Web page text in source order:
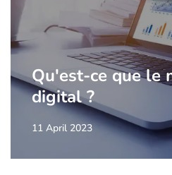
Qu'est-ce que le
digital ?
11 April 2023